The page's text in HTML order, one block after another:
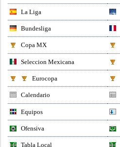
La Liga
Bundesliga
Copa MX
Seleccion Mexicana
Eurocopa
Calendario
Equipos
Ofensiva
Tabla Local